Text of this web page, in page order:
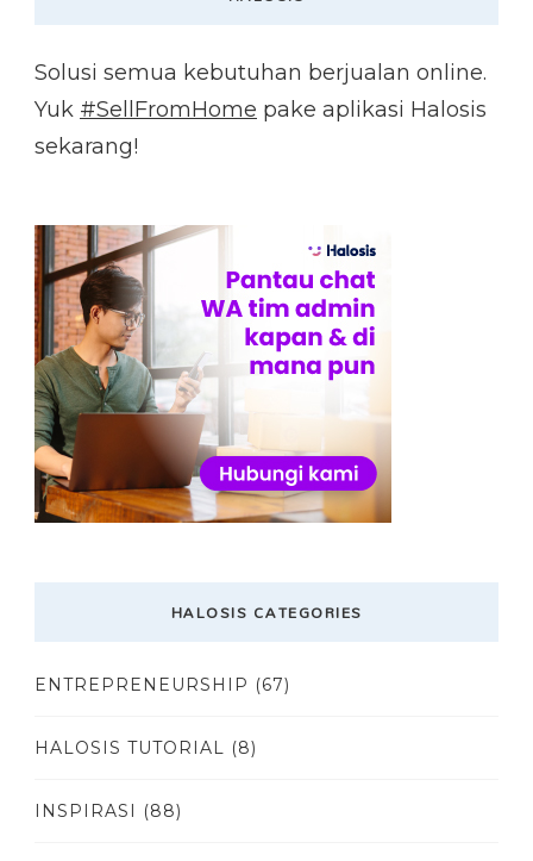
Solusi semua kebutuhan berjualan online.
Yuk #SellFromHome pake aplikasi Halosis
sekarang!
HALOSIS CATEGORIES
ENTREPRENEURSHIP (67)
HALOSIS TUTORIAL (8)
INSPIRASI (88)